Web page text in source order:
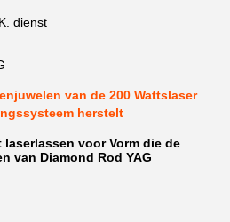
dienst
van de 200 Wattslaser
herstelt
laserlassen voor Vorm die de
van Diamond Rod YAG